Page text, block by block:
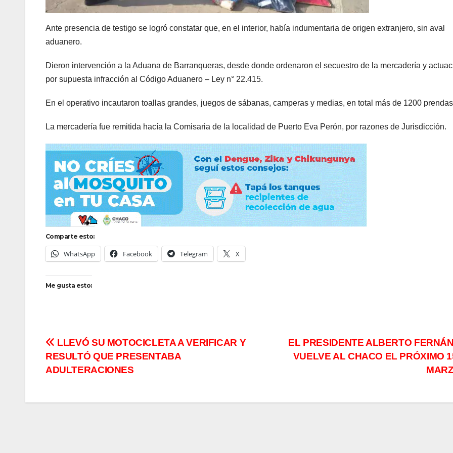
Ante presencia de testigo se logró constatar que, en el interior, había indumentaria de origen extranjero, sin aval
aduanero.
Dieron intervención a la Aduana de Barranqueras, desde donde ordenaron el secuestro de la mercadería y
por supuesta infracción al Código Aduanero – Ley n° 22.415.
En el operativo incautaron toallas grandes, juegos de sábanas, camperas y medias, en total más de 1200
La mercadería fue remitida hacía la Comisaria de la localidad de Puerto Eva Perón, por razones de Jurisdicción.
Comparte esto:
WhatsApp Facebook Telegram X
Me gusta esto:
Navegación
de
EL PRESIDENTE ALBERTO
VUELVE AL CHACO EL PRÓXIMO
LLEVÓ SU MOTOCICLETA A VERIFICAR Y
RESULTÓ QUE PRESENTABA
ADULTERACIONES